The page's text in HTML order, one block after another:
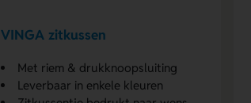
VINGA zitkussen
Met riem & drukknoopsluiting
Leverbaar in enkele kleuren